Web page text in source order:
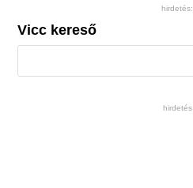
hirdetés:
Vicc kereső
hirdetés